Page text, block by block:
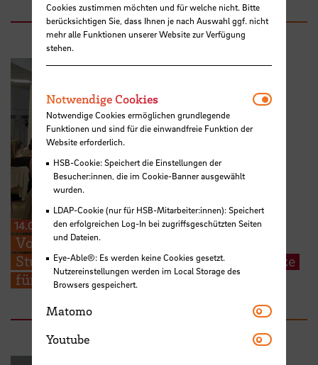
14.07.2026
Von der Praxis zur Forschung: HSB-
Studierende präsentieren Lösungsansätze
für aktuelle Pflegethemen
Cookies zustimmen möchten und für welche nicht. Bitte
berücksichtigen Sie, dass Ihnen je nach Auswahl ggf. nicht
mehr alle Funktionen unserer Website zur Verfügung
stehen.
Notwendige Cookies
Notwendige Cookies ermöglichen grundlegende
Funktionen und sind für die einwandfreie Funktion der
Website erforderlich.
HSB-Cookie: Speichert die Einstellungen der
Besucher:innen, die im Cookie-Banner ausgewählt
wurden.
LDAP-Cookie (nur für HSB-Mitarbeiter:innen): Speichert
den erfolgreichen Log-In bei zugriffsgeschützten Seiten
und Dateien.
Eye-Able®: Es werden keine Cookies gesetzt.
Nutzereinstellungen werden im Local Storage des
Browsers gespeichert.
Matomo Matomo
Youtube Youtube